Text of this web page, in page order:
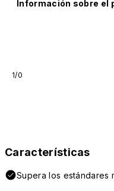
Información sobre el
1/0
Características
Supera los estándares